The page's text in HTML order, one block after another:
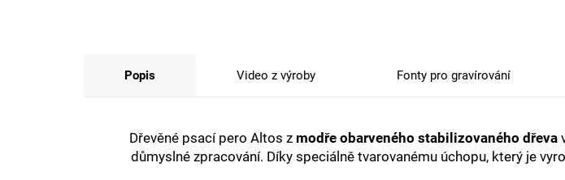
Popis Video z výroby Fonty pro gravírování
Dřevěné psací pero Altos z modře obarveného stabilizovaného dřeva
důmyslné zpracování. Díky speciálně tvarovanému úchopu, který je